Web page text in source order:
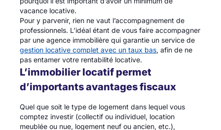
vacance locative.
Pour y parvenir, rien ne vaut l’accompagnement de
professionnels. L’idéal étant de vous faire accompagner
par une agence immobilière qui garantie un service de
gestion locative complet avec un taux bas, afin de ne
pas entamer votre rentabilité locative.
L’immobilier locatif permet
d’importants avantages fiscaux
Quel que soit le type de logement dans lequel vous
comptez investir (collectif ou individuel, location
meublée ou nue, logement neuf ou ancien, etc.),